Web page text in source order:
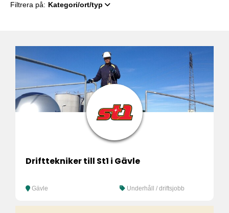
Filtrera på: Kategori/ort/typ
Drifttekniker till St1 i Gävle
Gävle Underhåll / driftsjobb